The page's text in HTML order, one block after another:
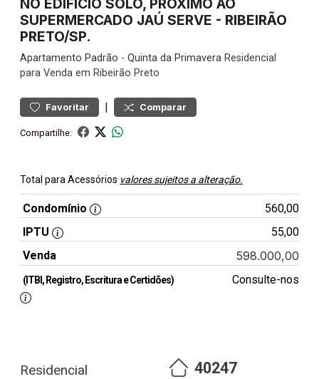
NO EDIFÍCIO SOLO, PRÓXIMO AO
SUPERMERCADO JAÚ SERVE - RIBEIRÃO
PRETO/SP.
Apartamento Padrão - Quinta da Primavera Residencial
para Venda em Ribeirão Preto
Favoritar | Comparar
Compartilhe:
Total para Acessórios valores sujeitos a alteração.
Condomínio
560,00
IPTU
55,00
Venda
598.000,00
(ITBI, Registro, Escritura e Certidões) Consulte-nos
Residencial 40247